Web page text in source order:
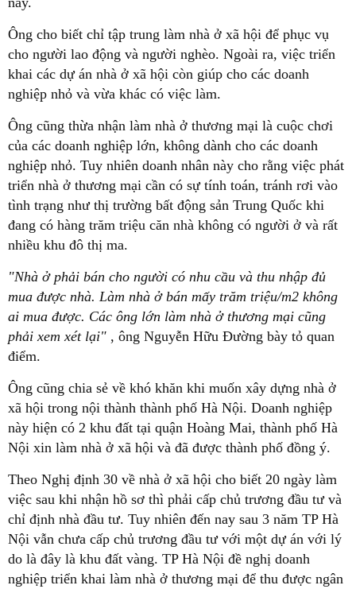
Ông cho biết chỉ tập trung làm nhà ở xã hội để phục vụ
cho người lao động và người nghèo. Ngoài ra, việc triển
khai các dự án nhà ở xã hội còn giúp cho các doanh
nghiệp nhỏ và vừa khác có việc làm.
Ông cũng thừa nhận làm nhà ở thương mại là cuộc chơi
của các doanh nghiệp lớn, không dành cho các doanh
nghiệp nhỏ. Tuy nhiên doanh nhân này cho rằng việc phát
triển nhà ở thương mại cần có sự tính toán, tránh rơi vào
tình trạng như thị trường bất động sản Trung Quốc khi
đang có hàng trăm triệu căn nhà không có người ở và rất
nhiều khu đô thị ma.
"Nhà ở phải bán cho người có nhu cầu và thu nhập đủ
mua được nhà. Làm nhà ở bán mấy trăm triệu/m2 không
ai mua được. Các ông lớn làm nhà ở thương mại cũng
phải xem xét lại" , ông Nguyễn Hữu Đường bày tỏ quan
điểm.
Ông cũng chia sẻ về khó khăn khi muốn xây dựng nhà ở
xã hội trong nội thành thành phố Hà Nội. Doanh nghiệp
này hiện có 2 khu đất tại quận Hoàng Mai, thành phố Hà
Nội xin làm nhà ở xã hội và đã được thành phố đồng ý.
Theo Nghị định 30 về nhà ở xã hội cho biết 20 ngày làm
việc sau khi nhận hồ sơ thì phải cấp chủ trương đầu tư và
chỉ định nhà đầu tư. Tuy nhiên đến nay sau 3 năm TP Hà
Nội vẫn chưa cấp chủ trương đầu tư với một dự án với lý
do là đây là khu đất vàng. TP Hà Nội đề nghị doanh
nghiệp triển khai làm nhà ở thương mại để thu được ngân